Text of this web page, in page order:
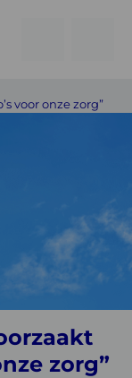
voor onze zorg”
zorg”